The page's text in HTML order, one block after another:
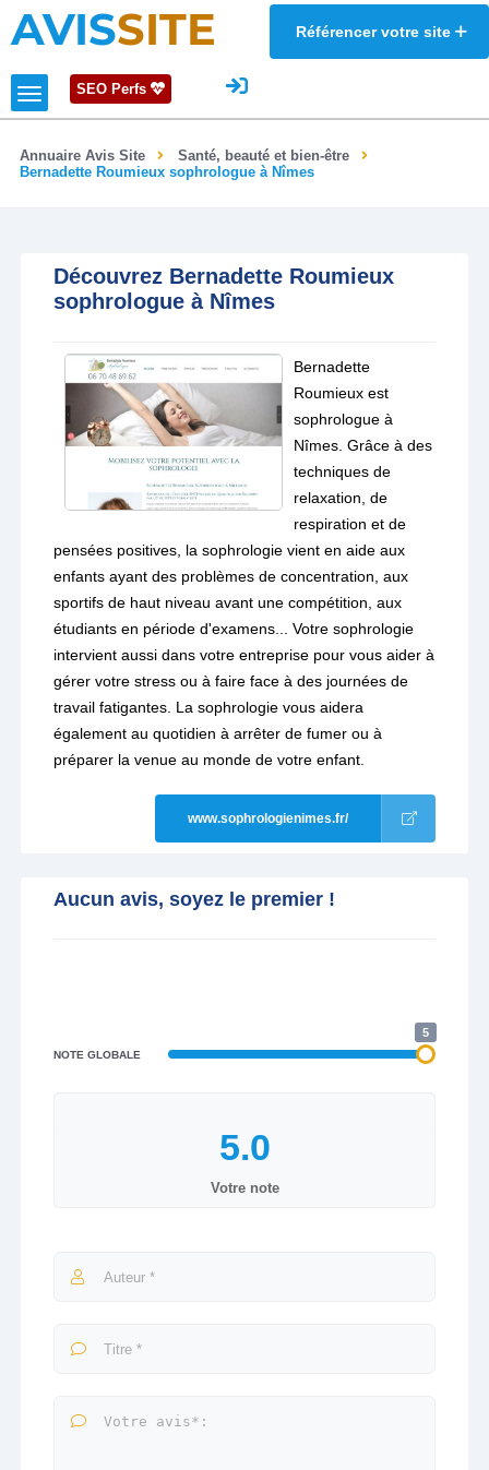
AVISSITE Référencer votre site
SEO Perfs
Annuaire Avis Site
Santé, beauté et bien-être
Bernadette Roumieux sophrologue à Nîmes
Découvrez Bernadette Roumieux
sophrologue à Nîmes
Bernadette
Roumieux est
sophrologue à
Nîmes. Grâce à des
techniques de
relaxation, de
respiration et de
pensées positives, la sophrologie vient en aide aux
enfants ayant des problèmes de concentration, aux
sportifs de haut niveau avant une compétition, aux
étudiants en période d'examens... Votre sophrologie
intervient aussi dans votre entreprise pour vous aider à
gérer votre stress ou à faire face à des journées de
travail fatigantes. La sophrologie vous aidera
également au quotidien à arrêter de fumer ou à
préparer la venue au monde de votre enfant.
www.sophrologienimes.fr/
Aucun avis, soyez le premier !
NOTE GLOBALE
5
Votre note